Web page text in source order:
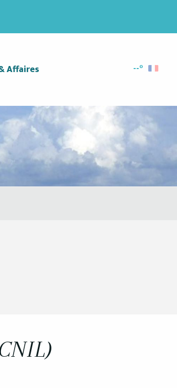
--°
Affaires